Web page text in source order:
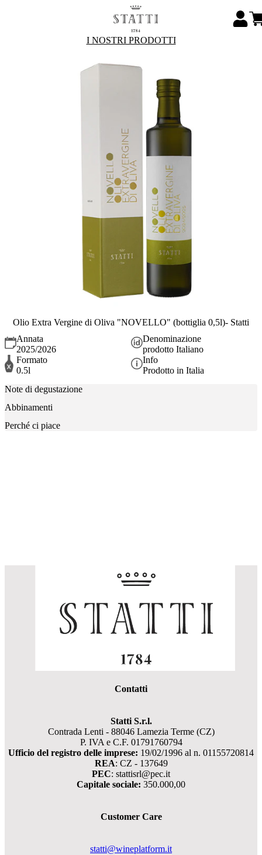
I NOSTRI PRODOTTI
Olio Extra Vergine di Oliva "NOVELLO" (bottiglia 0,5l)- Statti
Annata
2025/2026
Denominazione
prodotto Italiano
Formato
0.5l
Info
Prodotto in Italia
Note di degustazione
Abbinamenti
Perché ci piace
Contatti
Statti S.r.l.
Contrada Lenti - 88046 Lamezia Terme (CZ)
P. IVA e C.F. 01791760794
Ufficio del registro delle imprese: 19/02/1996 al n. 01155720814
REA: CZ - 137649
PEC: stattisrl@pec.it
Capitale sociale: 350.000,00
Customer Care
statti@wineplatform.it